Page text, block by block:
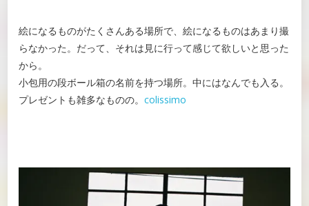
絵になるものがたくさんある場所で、絵になるものはあまり撮
らなかった。だって、それは見に行って感じて欲しいと思った
から。
小包用の段ボール箱の名前を持つ場所。中にはなんでも入る。
プレゼントも雑多なものの。colissimo